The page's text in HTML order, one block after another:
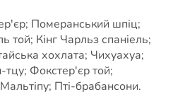
Померанський шпіц;
той; Кінг Чарльз спаніель;
хохлата; Чихуахуа;
Фокстер'єр той;
Пті-брабансони.